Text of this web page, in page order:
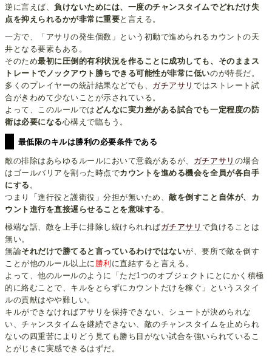
逆に言えば、負けないためには、一度のチャンスタイムでどれだけ失
点を抑えられるかが非常に重要と言える。
一方で、「アサリの発生個数」という初動で進められるカウントの天
井となる要素もある。
そのため最初に圧倒的有利状況を作ることに成功しても、そのままス
トレートでノックアウト勝ちできる可能性が非常に低いのが特長だ。
多くのプレイヤーの統計結果などでも、 ガチアサリ ではストレート試
合がきわめて少ないことが示されている。
よって、このルールでは どんなに実力差がある試合でも一定程度の防
衛は必要になる心構えで臨もう。
最低限のキルは勝利の必要条件である
敵の排除はあらゆるルールにおいて意義があるが、 ガチアサリ の場合
はゴールバリアを割った時点でカウントを進める機会を全員が各自手
にする 。
つまり「進行役と護衛役」分担が無いため、敵を倒すこと自体が、カ
ウント進行を直接遅らせることを意味する 。
極端な話、敵を上手に排除し続けられればガチアサリ で負けることは
無い。
無論それだけで勝てると言っているわけではないが、要所で敵を倒す
ことが他のルール以上に 勝利 に直結すると言える。
よって、他のルールのように「ただ1つのオブジェクトにとにかく積極
的に絡むことで、キルをとらずにカウントだけを稼ぐ」というスタイ
ルの貢献はやや難しい。
キルができなければアサリを保持できない、シュートが決められな
い、チャンスタイムを継続できない、敵のチャンスタイムを止められ
ないの四重苦によりどう見ても勝ち目がない試合を強いられているこ
とがじきに実感できるはずだ。